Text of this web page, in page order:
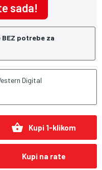
sada!
BEZ potrebe za
Digital
shopping_basket Kupi 1-klikom
Kupi na rate